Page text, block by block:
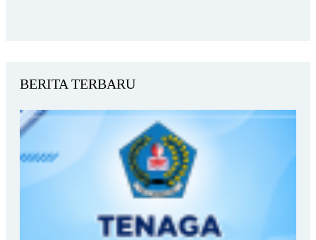
BERITA TERBARU